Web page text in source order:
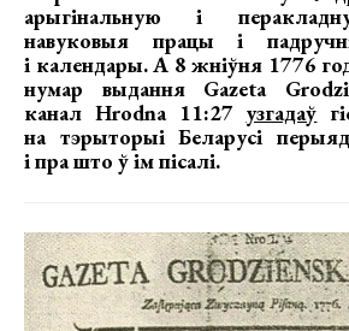
арыгінальную і
навуковыя працы і
і календары. А 8 жніўня 1776
нумар выдання Gazeta
канал Hrodna 11:27 узгадаў
на тэрыторыі Беларусі
і пра што ў ім пісалі.